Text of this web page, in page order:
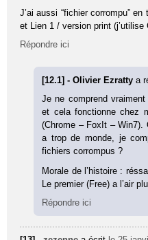
J’ai aussi “fichier corrompu”
et Lien 1 / version print
Répondre ici
[12.1] - Olivier Ezrattya
Je ne comprend
et cela fonctionne chez
(Chrome – FoxIt – Win7).
a trop de monde, je
fichiers corrompus ?
Morale de l’histoire :
Le premier (Free) a l’air
Répondre ici